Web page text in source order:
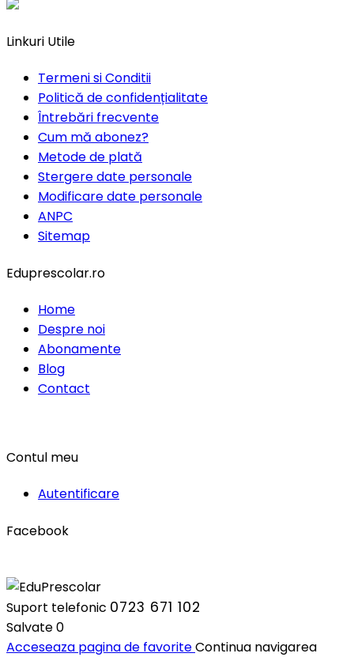
Linkuri Utile
Termeni si Conditii
Politică de confidențialitate
Întrebări frecvente
Cum mă abonez?
Metode de plată
Stergere date personale
Modificare date personale
ANPC
Sitemap
Eduprescolar.ro
Home
Despre noi
Abonamente
Blog
Contact
Contul meu
Autentificare
Facebook
Suport telefonic 0723 671 102
Salvate0
Acceseaza pagina de favoriteContinua navigarea